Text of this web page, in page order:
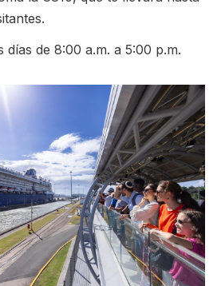
días de 8:00 a.m. a 5:00 p.m.